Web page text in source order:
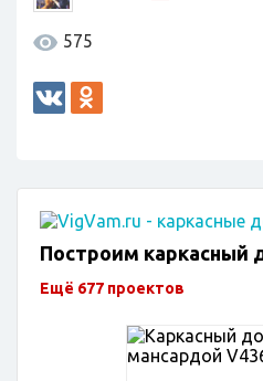
575
Построим
Ещё 677 проектов